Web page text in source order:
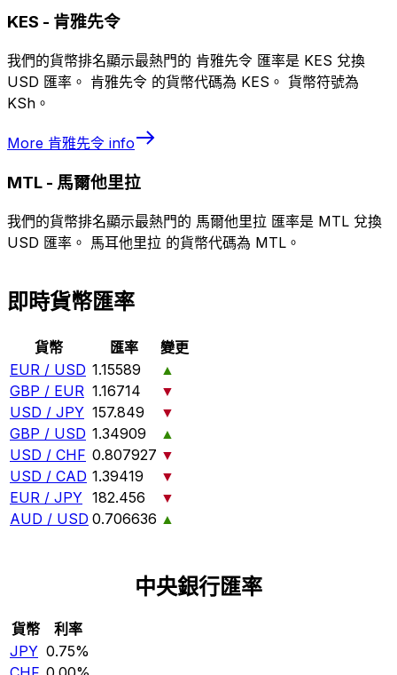
KES - 肯雅先令
我們的貨幣排名顯示最熱門的 肯雅先令 匯率是 KES 兌換
USD 匯率。 肯雅先令 的貨幣代碼為 KES。 貨幣符號為
KSh。
More 肯雅先令 info
MTL - 馬爾他里拉
我們的貨幣排名顯示最熱門的 馬爾他里拉 匯率是 MTL 兌換
USD 匯率。 馬耳他里拉 的貨幣代碼為 MTL。
即時貨幣匯率
貨幣 匯率
變更
EUR / USD 1.15589
▲
GBP / EUR 1.16714
▼
USD / JPY 157.849
▼
GBP / USD 1.34909
▲
USD / CHF 0.807927 ▼
USD / CAD 1.39419
▼
EUR / JPY 182.456
▼
AUD / USD 0.706636 ▲
中央銀行匯率
貨幣
利率
JPY 0.75%